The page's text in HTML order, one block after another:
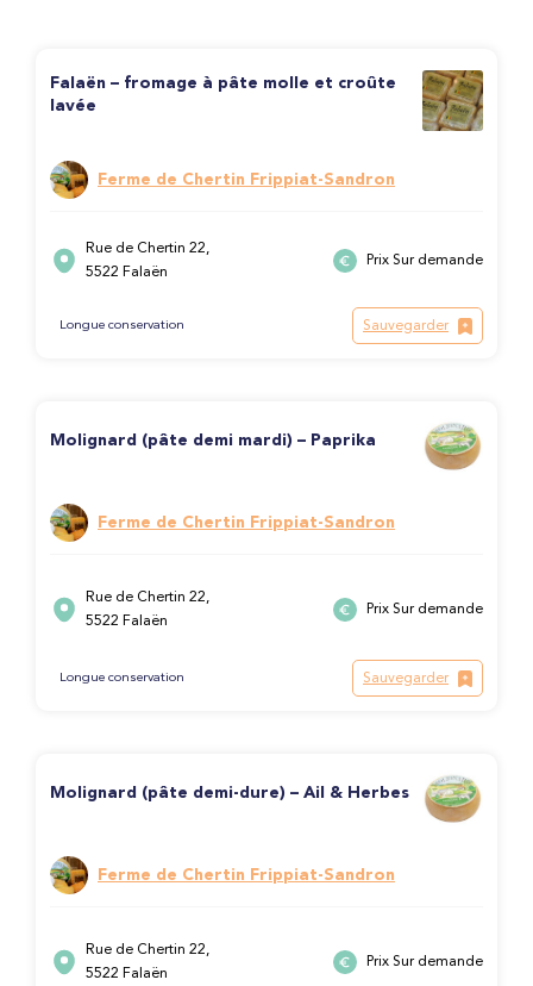
Falaën – fromage à pâte molle et croûte
lavée
Ferme de Chertin Frippiat-Sandron
Rue de Chertin 22,
5522 Falaën
Prix Sur demande
Longue conservation Sauvegarder
Molignard (pâte demi mardi) – Paprika
Ferme de Chertin Frippiat-Sandron
Rue de Chertin 22,
5522 Falaën
Prix Sur demande
Longue conservation Sauvegarder
Molignard (pâte demi-dure) – Ail & Herbes
Ferme de Chertin Frippiat-Sandron
Rue de Chertin 22,
5522 Falaën
Prix Sur demande